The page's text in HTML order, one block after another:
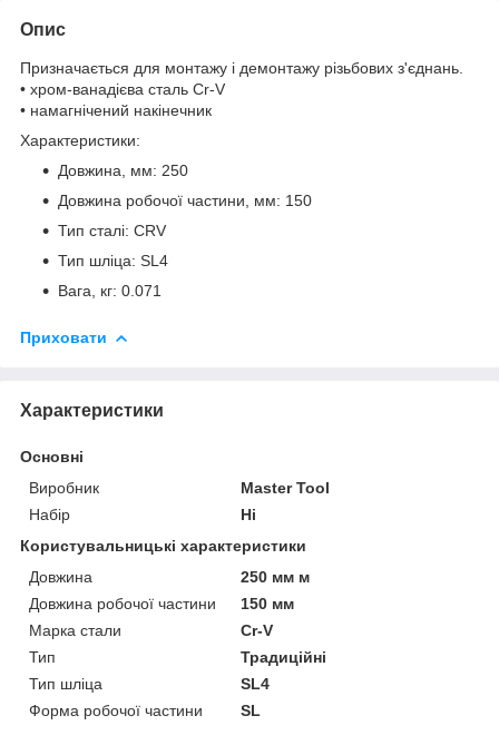
Опис
Призначається для монтажу і демонтажу різьбових з'єднань.
• хром-ванадієва сталь Cr-V
• намагнічений накінечник
Характеристики:
Довжина, мм: 250
Довжина робочої частини, мм: 150
Тип сталі: CRV
Тип шліца: SL4
Вага, кг: 0.071
Приховати
Характеристики
Основні
Виробник
Master Tool
Набір
Ні
Користувальницькі характеристики
Довжина
250 мм м
Довжина робочої частини
150 мм
Марка стали
Cr-V
Тип
Традиційні
Тип шліца
SL4
Форма робочої частини
SL